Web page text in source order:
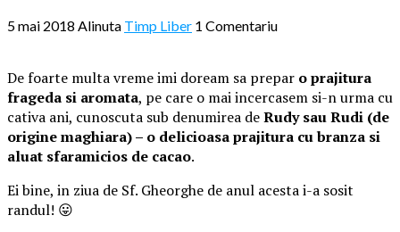
5 mai 2018 Alinuta Timp Liber 1 Comentariu
De foarte multa vreme imi doream sa prepar o prajitura
frageda si aromata, pe care o mai incercasem si-n urma cu
cativa ani, cunoscuta sub denumirea deRudy sau Rudi (de
origine maghiara) – o delicioasa prajitura cu branza si
aluat sfaramicios de cacao.
Ei bine, in ziua de Sf. Gheorghe de anul acesta i-a sosit
randul! 😛